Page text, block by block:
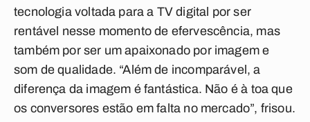
tecnologia voltada para a TV digital por ser
rentável nesse momento de efervescência, mas
também por ser um apaixonado por imagem e
som de qualidade. “Além de incomparável, a
diferença da imagem é fantástica. Não é à toa que
os conversores estão em falta no mercado”, frisou.